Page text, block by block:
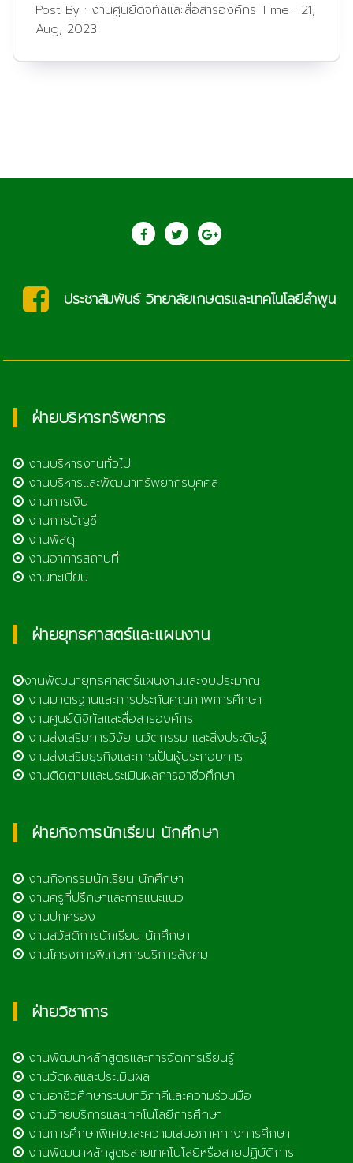
Post By : งานศูนย์ดิจิทัลและสื่อสารองค์กร Time : 21,
Aug, 2023
saraban@lcat.ac.th
ฝ่ายบริหารทรัพยากร
งานบริหารงานทั่วไป
งานบริหารและพัฒนาทรัพยากรบุคคล
งานการเงิน
งานการบัญชี
งานพัสดุ
งานอาคารสถานที่
งานทะเบียน
ฝ่ายยุทธศาสตร์และแผนงาน
งานพัฒนายุทธศาสตร์แผนงานและงบประมาณ
งานมาตรฐานและการประกันคุณภาพการศึกษา
งานศูนย์ดิจิทัลและสื่อสารองค์กร
งานส่งเสริมการวิจัย นวัตกรรม และสิ่งประดิษฐ์
งานส่งเสริมธุรกิจและการเป็นผู้ประกอบการ
งานติดตามและประเมินผลการอาชีวศึกษา
ฝ่ายกิจการนักเรียน นักศึกษา
งานกิจกรรมนักเรียน นักศึกษา
งานครูที่ปรึกษาและการแนะแนว
งานปกครอง
งานสวัสดิการนักเรียน นักศึกษา
งานโครงการพิเศษการบริการสังคม
ฝ่ายวิชาการ
งานพัฒนาหลักสูตรและการจัดการเรียนรู้
งานวัดผลและประเมินผล
งานอาชีวศึกษาระบบทวิภาคีและความร่วมมือ
งานวิทยบริการและเทคโนโลยีการศึกษา
งานการศึกษาพิเศษและความเสมอภาคทางการศึกษา
งานพัฒนาหลักสูตรสายเทคโนโลยีหรือสายปฏิบัติการ